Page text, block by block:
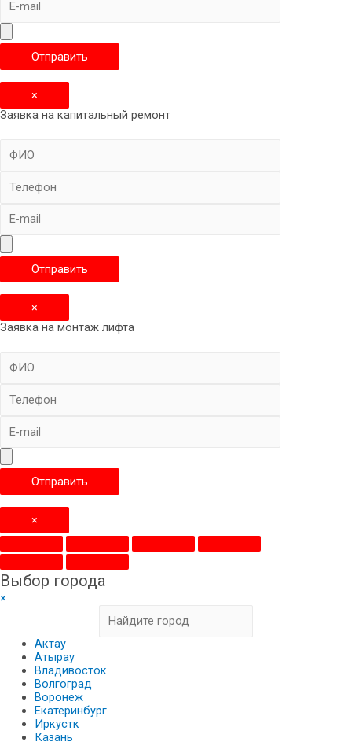
×
Заявка на капитальный ремонт
×
Заявка на монтаж лифта
×
Выбор города
×
Актау
Атырау
Владивосток
Волгоград
Воронеж
Екатеринбург
Иркустк
Казань